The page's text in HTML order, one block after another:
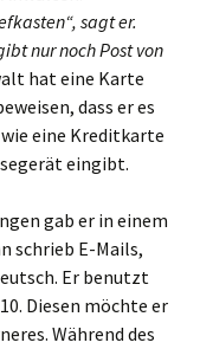
sagt er.
nur noch Post von
hat eine Karte
dass er es
eine Kreditkarte
eingibt.
gab er in einem
schrieb E-Mails,
Er benutzt
Diesen möchte er
Während des